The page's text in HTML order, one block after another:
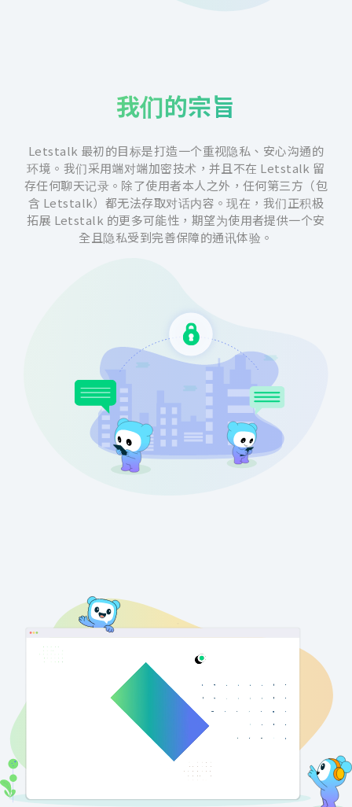
我们的宗旨
Letstalk 最初的目标是打造一个重视隐私、安心沟通的
环境。我们采用端对端加密技术，并且不在 Letstalk 留
存任何聊天记录。除了使用者本人之外，任何第三方（包
含 Letstalk）都无法存取对话内容。现在，我们正积极
拓展 Letstalk 的更多可能性，期望为使用者提供一个安
全且隐私受到完善保障的通讯体验。